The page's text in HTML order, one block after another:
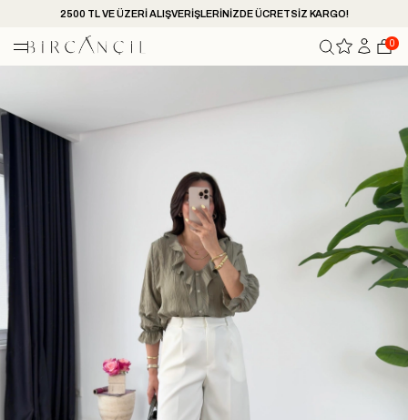
2500 TL VE ÜZERİ ALIŞVERİŞLERİNİZDE ÜCRETSİZ KARGO!
0